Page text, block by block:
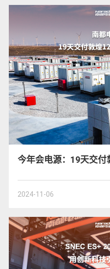
今年会电源：19天交付
2024-11-06